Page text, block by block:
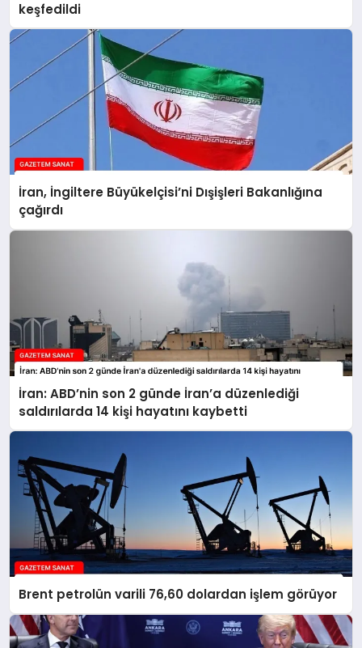
keşfedildi
İran, İngiltere Büyükelçisi’ni Dışişleri Bakanlığına
çağırdı
İran: ABD’nin son 2 günde İran’a düzenlediği
saldırılarda 14 kişi hayatını kaybetti
Brent petrolün varili 76,60 dolardan işlem görüyor